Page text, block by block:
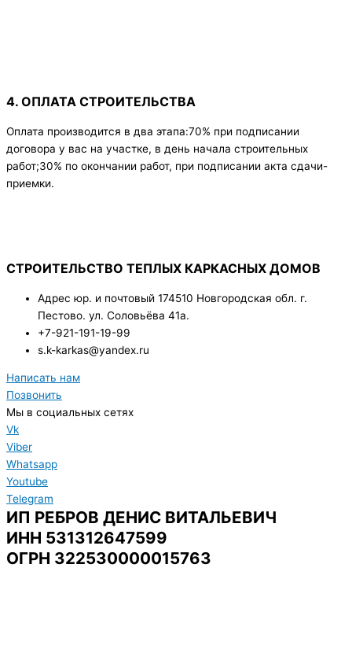
4. ОПЛАТА СТРОИТЕЛЬСТВА
Оплата производится в два этапа:70% при подписании
договора у вас на участке, в день начала строительных
работ;30% по окончании работ, при подписании акта сдачи-
приемки.
СТРОИТЕЛЬСТВО ТЕПЛЫХ КАРКАСНЫХ ДОМОВ
Адрес юр. и почтовый 174510 Новгородская обл. г.
Пестово. ул. Соловьёва 41а.
+7-921-191-19-99
s.k-karkas@yandex.ru
Написать нам
Позвонить
Мы в социальных сетях
Vk
Viber
Whatsapp
Youtube
Telegram
ИП РЕБРОВ ДЕНИС ВИТАЛЬЕВИЧ
ИНН 531312647599
ОГРН 322530000015763